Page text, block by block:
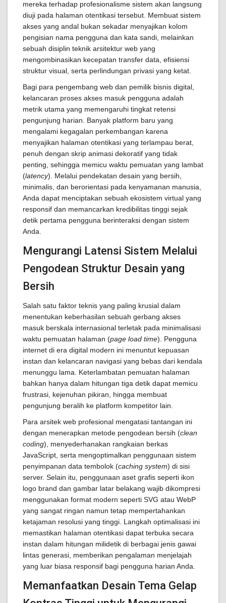
mereka terhadap profesionalisme sistem akan langsung
diuji pada halaman otentikasi tersebut. Membuat sistem
akses yang andal bukan sekadar menyajikan kolom
pengisian nama pengguna dan kata sandi, melainkan
sebuah disiplin teknik arsitektur web yang
mengombinasikan kecepatan transfer data, efisiensi
struktur visual, serta perlindungan privasi yang ketat.
Bagi para pengembang web dan pemilik bisnis digital,
kelancaran proses akses masuk pengguna adalah
metrik utama yang memengaruhi tingkat retensi
pengunjung harian. Banyak platform baru yang
mengalami kegagalan perkembangan karena
menyajikan halaman otentikasi yang terlampau berat,
penuh dengan skrip animasi dekoratif yang tidak
penting, sehingga memicu waktu pemuatan yang lambat
(latency). Melalui pendekatan desain yang bersih,
minimalis, dan berorientasi pada kenyamanan manusia,
Anda dapat menciptakan sebuah ekosistem virtual yang
responsif dan memancarkan kredibilitas tinggi sejak
detik pertama pengguna berinteraksi dengan sistem
Anda.
Mengurangi Latensi Sistem Melalui
Pengodean Struktur Desain yang
Bersih
Salah satu faktor teknis yang paling krusial dalam
menentukan keberhasilan sebuah gerbang akses
masuk berskala internasional terletak pada minimalisasi
waktu pemuatan halaman (page load time). Pengguna
internet di era digital modern ini menuntut kepuasan
instan dan kelancaran navigasi yang bebas dari kendala
menunggu lama. Keterlambatan pemuatan halaman
bahkan hanya dalam hitungan tiga detik dapat memicu
frustrasi, kejenuhan pikiran, hingga membuat
pengunjung beralih ke platform kompetitor lain.
Para arsitek web profesional mengatasi tantangan ini
dengan menerapkan metode pengodean bersih (clean
coding), menyederhanakan rangkaian berkas
JavaScript, serta mengoptimalkan penggunaan sistem
penyimpanan data tembolok (caching system) di sisi
server. Selain itu, penggunaan aset grafis seperti ikon
logo brand dan gambar latar belakang wajib dikompresi
menggunakan format modern seperti SVG atau WebP
yang sangat ringan namun tetap mempertahankan
ketajaman resolusi yang tinggi. Langkah optimalisasi ini
memastikan halaman otentikasi dapat terbuka secara
instan dalam hitungan milidetik di berbagai jenis gawai
lintas generasi, memberikan pengalaman menjelajah
yang luar biasa responsif bagi pengguna harian Anda.
Memanfaatkan Desain Tema Gelap